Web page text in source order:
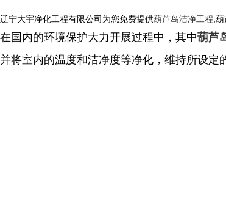
辽宁大宇净化工程有限公司为您免费提供葫芦岛洁净工程,
在国内的环境保护大力开展过程中，其中葫芦
并将室内的温度和洁净度等净化，维持所设定